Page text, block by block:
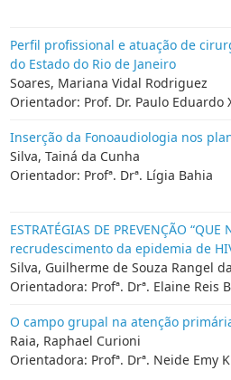
Perfil profissional e atuação de
do Estado do Rio de Janeiro
Soares, Mariana Vidal Rodriguez
Orientador: Prof. Dr. Paulo Eduardo
Inserção da Fonoaudiologia nos
Silva, Tainá da Cunha
Orientador: Profª. Drª. Lígia Bahia
ESTRATÉGIAS DE PREVENÇÃO
recrudescimento da epidemia de
Silva, Guilherme de Souza Rangel da
Orientadora: Profª. Drª. Elaine Reis
O campo grupal na atenção
Raia, Raphael Curioni
Orientadora: Profª. Drª. Neide Emy